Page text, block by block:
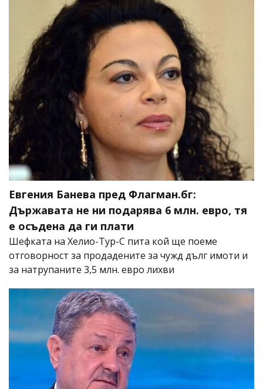
Евгения Банева пред Флагман.бг:
Държавата не ни подарява 6 млн. евро, тя
е осъдена да ги плати
Шефката на Хелио-Тур-С пита кой ще поеме
отговорност за продадените за чужд дълг имоти и
за натрупаните 3,5 млн. евро лихви